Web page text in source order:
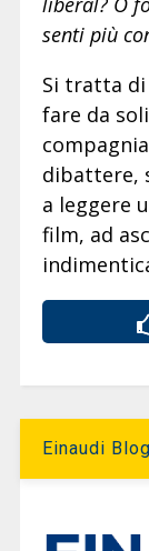
senti più
Si tratta
fare da
dibattere,
a leggere
film, ad
Einaudi Blog